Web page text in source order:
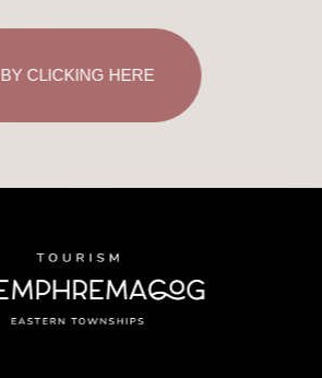
BY CLICKING HERE